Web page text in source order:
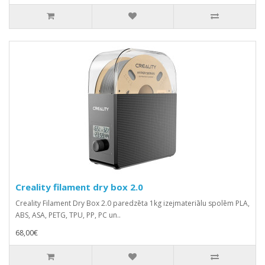
Creality filament dry box 2.0
Creality Filament Dry Box 2.0 paredzēta 1kg izejmateriālu spolēm PLA,
ABS, ASA, PETG, TPU, PP, PC un..
68,00€